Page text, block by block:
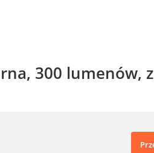
300 lumenów,